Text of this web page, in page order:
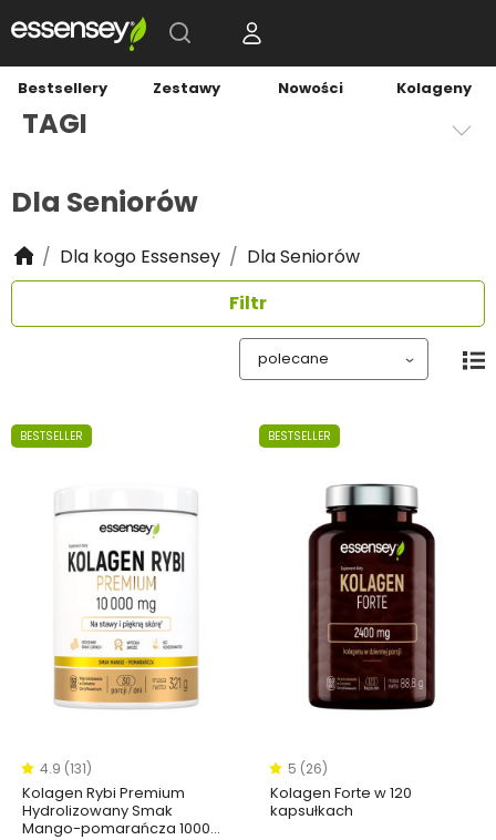
Bestsellery Zestawy Nowości Kolageny
TAGI
Dla Seniorów
Dla kogo Essensey
Dla Seniorów
Filtr
BESTSELLER
4.9 (131)
Kolagen Rybi Premium
Hydrolizowany Smak
Mango-pomarańcza 10000
BESTSELLER
5 (26)
Kolagen Forte w 120
kapsułkach